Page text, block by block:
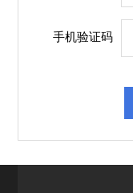
手机验证码